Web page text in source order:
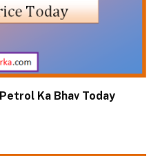
Petrol Ka Bhav Today